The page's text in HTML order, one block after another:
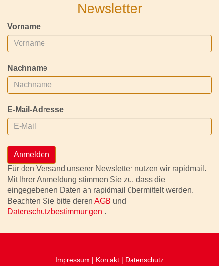
Newsletter
Vorname
Nachname
E-Mail-Adresse
Anmelden
Für den Versand unserer Newsletter nutzen wir rapidmail.
Mit Ihrer Anmeldung stimmen Sie zu, dass die
eingegebenen Daten an rapidmail übermittelt werden.
Beachten Sie bitte deren AGB und
Datenschutzbestimmungen .
Impressum | Kontakt | Datenschutz